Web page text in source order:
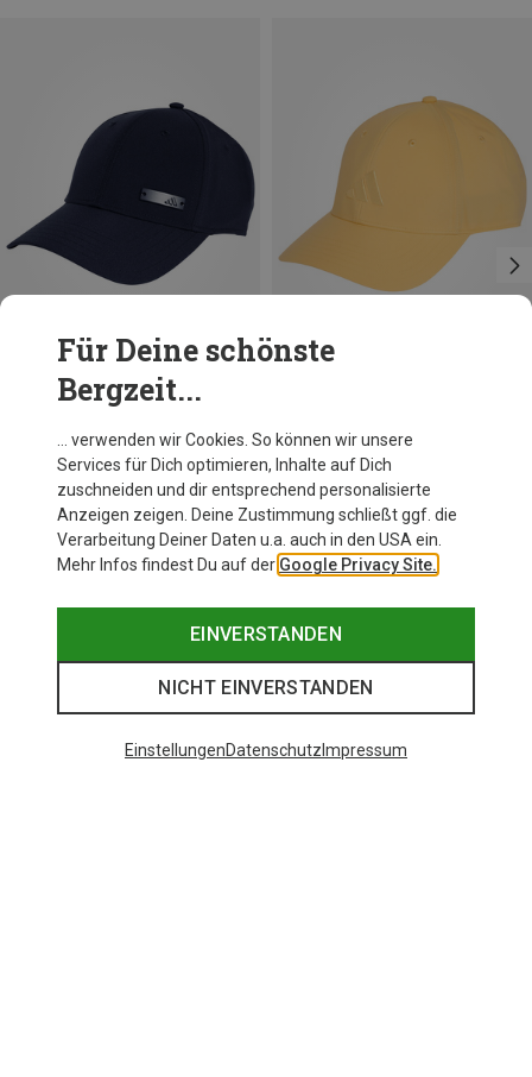
Baseball Lightweights Metal Cap
58CM 60CM
Für Deine schönste
Bergzeit...
… verwenden wir Cookies. So können wir unsere
Services für Dich optimieren, Inhalte auf Dich
zuschneiden und dir entsprechend personalisierte
Anzeigen zeigen. Deine Zustimmung schließt ggf. die
Verarbeitung Deiner Daten u.a. auch in den USA ein.
Mehr Infos findest Du auf der Google Privacy Site.
EINVERSTANDEN
NICHT EINVERSTANDEN
EinstellungenDatenschutz Impressum